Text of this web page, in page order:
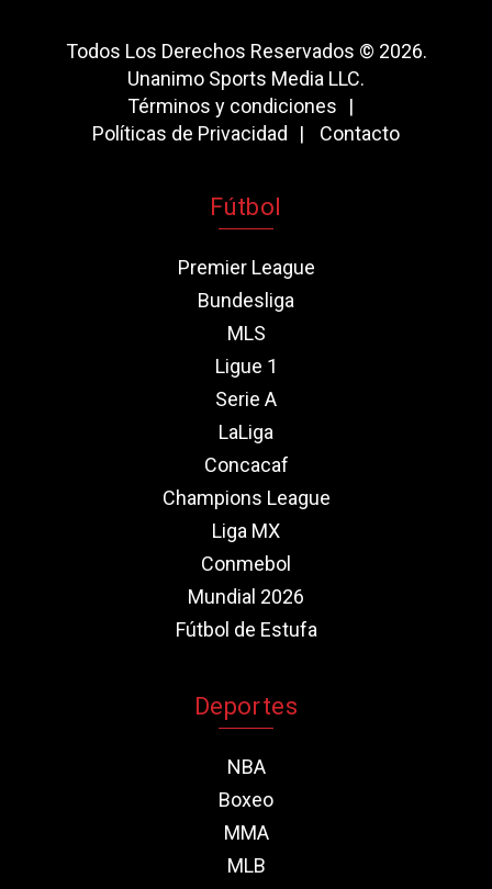
Todos Los Derechos Reservados © 2026.
Unanimo Sports Media LLC.
Términos y condiciones
Políticas de Privacidad
Contacto
Fútbol
Premier League
Bundesliga
MLS
Ligue 1
Serie A
LaLiga
Concacaf
Champions League
Liga MX
Conmebol
Mundial 2026
Fútbol de Estufa
Deportes
NBA
Boxeo
MMA
MLB